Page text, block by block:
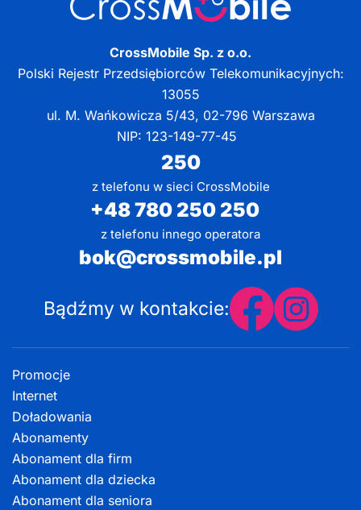
CrossMobile Sp. z o.o.
Polski Rejestr Przedsiębiorców Telekomunikacyjnych:
13055
ul. M. Wańkowicza 5/43, 02-796 Warszawa
NIP: 123-149-77-45
250
z telefonu w sieci CrossMobile
+48 780 250 250
z telefonu innego operatora
bok@crossmobile.pl
Bądźmy w kontakcie:
Promocje
Internet
Doładowania
Abonamenty
Abonament dla firm
Abonament dla dziecka
Abonament dla seniora